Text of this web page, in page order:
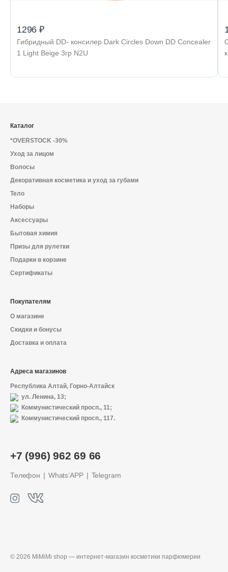
1296 ₽
Гибридный DD- консилер Dark Circles Down DD Concealer
1 Light Beige 3гр N2U
+7 (996) 962 69 66
Телефон Whats’APP Telegram
Каталог
*OVERSTOCK -30%
Уход за лицом
Волосы
Декоративная косметика и уход за губами
Тело
Наборы
Аксессуары
Бытовая химия
Призы для рулетки
Подарки в корзине
Сертификаты
Покупателям
О магазине
Скидки и бонусы
Доставка и оплата
Адреса магазинов
Республика Алтай, Горно-Алтайск
ул. Ленина, 13;
Коммунистический просп., 11;
Коммунистический просп., 117.
© 2026 MiMiMi shop — интернет-магазин косметики парфюмерии